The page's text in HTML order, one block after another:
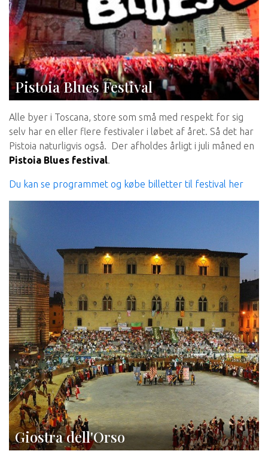
Pistoia Blues Festival
Alle byer i Toscana, store som små med respekt for sig
selv har en eller flere festivaler i løbet af året. Så det har
Pistoia naturligvis også. Der afholdes årligt i juli måned en
Pistoia Blues festival.
Du kan se programmet og købe billetter til festival her
Giostra dell'Orso